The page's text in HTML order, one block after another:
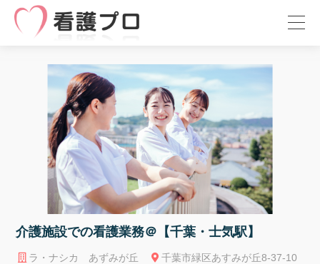
介護施設での看護業務＠【千葉・士気駅】
ラ・ナシカ あずみが丘 千葉市緑区あすみが丘8-37-10